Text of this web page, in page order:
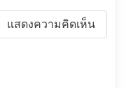
แสดงความคิดเห็น